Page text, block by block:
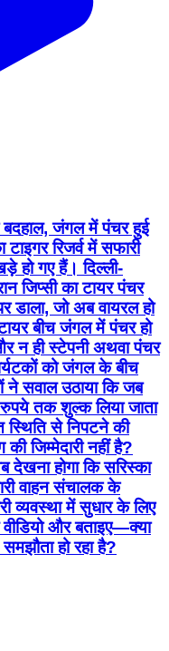
बदहाल, जंगल में पंचर हुई
रिजर्व में सफारी
हो गए हैं। दिल्ली-
जिप्सी का टायर पंचर
डाला, जो अब वायरल हो
बीच जंगल में पंचर हो
न ही स्टेपनी अथवा पंचर
को जंगल के बीच
ने सवाल उठाया कि जब
तक शुल्क लिया जाता
स्थिति से निपटने की
जिम्मेदारी नहीं है?
होगा कि सरिस्का
वाहन संचालक के
व्यवस्था में सुधार के लिए
और बताइए—क्या
हो रहा है?